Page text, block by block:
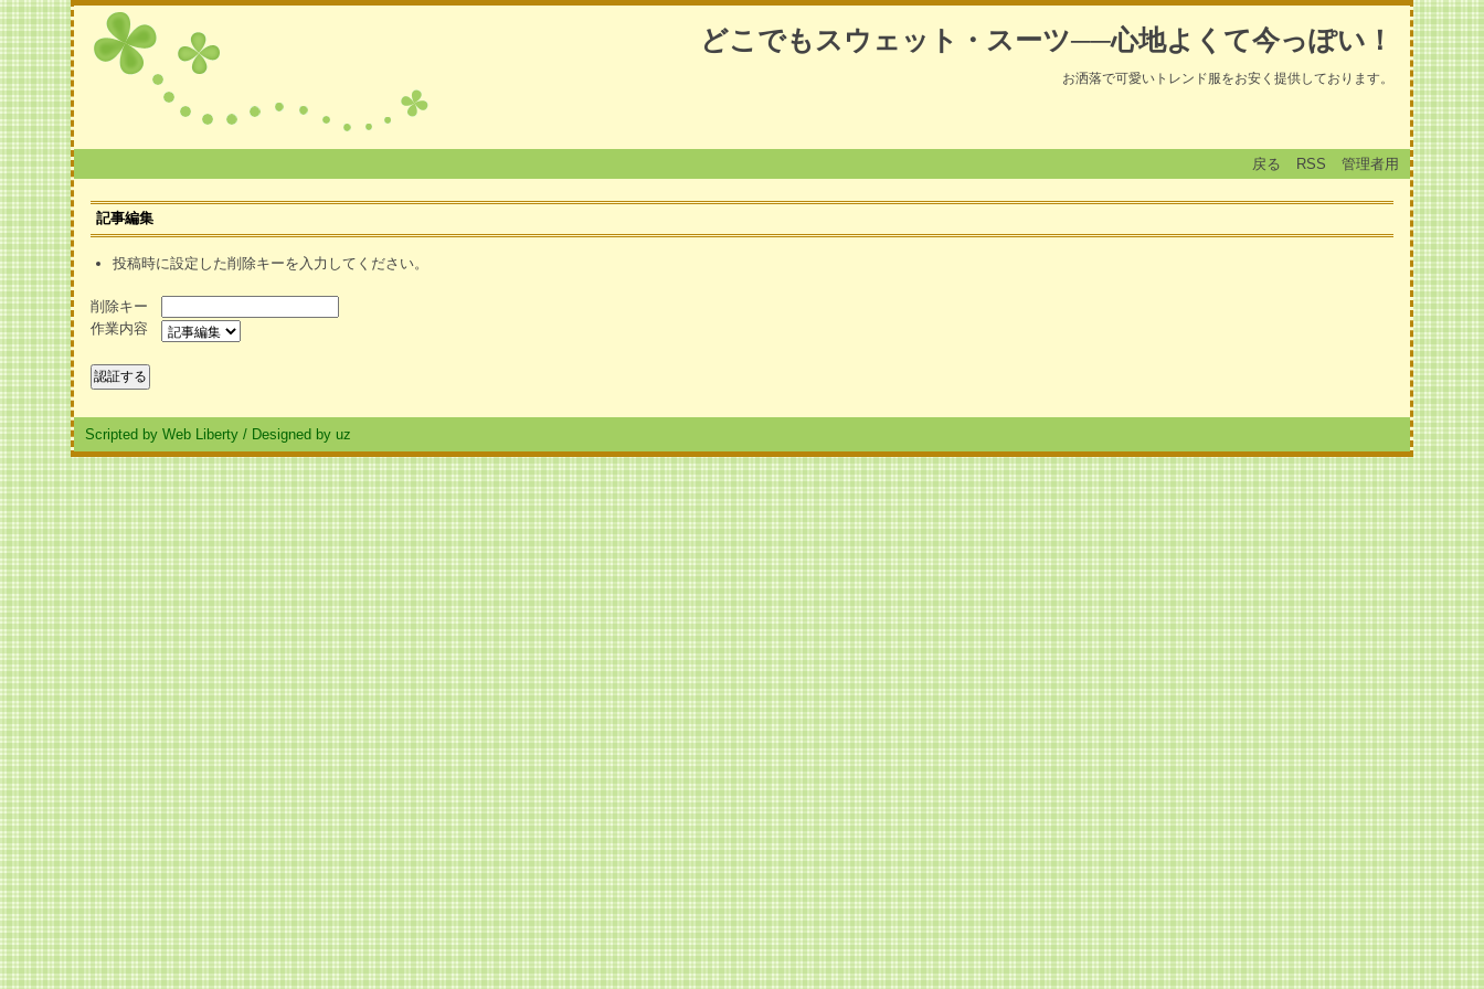
どこでもスウェット・スーツ──心地よくて今っぽい！
お洒落で可愛いトレンド服をお安く提供しております。
戻る RSS 管理者用
記事編集
投稿時に設定した削除キーを入力してください。
削除キー
作業内容
Scripted by Web Liberty / Designed by uz